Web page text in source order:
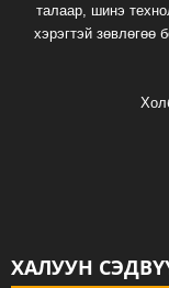
талаар, шинэ
хэрэгтэй
ХАЛУУН